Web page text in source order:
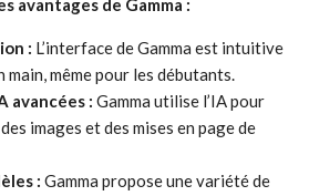
avantages de Gamma :
: L’interface de Gamma est intuitive
même pour les débutants.
avancées : Gamma utilise l’IA pour
images et des mises en page de
: Gamma propose une variété de